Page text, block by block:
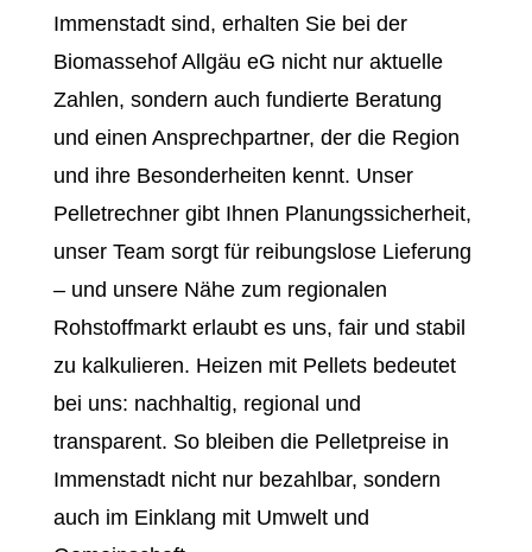
Immenstadt sind, erhalten Sie bei der
Biomassehof Allgäu eG nicht nur aktuelle
Zahlen, sondern auch fundierte Beratung
und einen Ansprechpartner, der die Region
und ihre Besonderheiten kennt. Unser
Pelletrechner gibt Ihnen Planungssicherheit,
unser Team sorgt für reibungslose Lieferung
– und unsere Nähe zum regionalen
Rohstoffmarkt erlaubt es uns, fair und stabil
zu kalkulieren. Heizen mit Pellets bedeutet
bei uns: nachhaltig, regional und
transparent. So bleiben die Pelletpreise in
Immenstadt nicht nur bezahlbar, sondern
auch im Einklang mit Umwelt und